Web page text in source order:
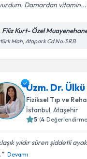
Damardan vitamin...
Filiz Kurt- Özel
Mah, Atapark Cd No:3 RB
Uzm. Dr.
Fiziksel Tıp ve
İstanbul, Ataşehir
5 (4
yıldır süren şiddetli
Devamı